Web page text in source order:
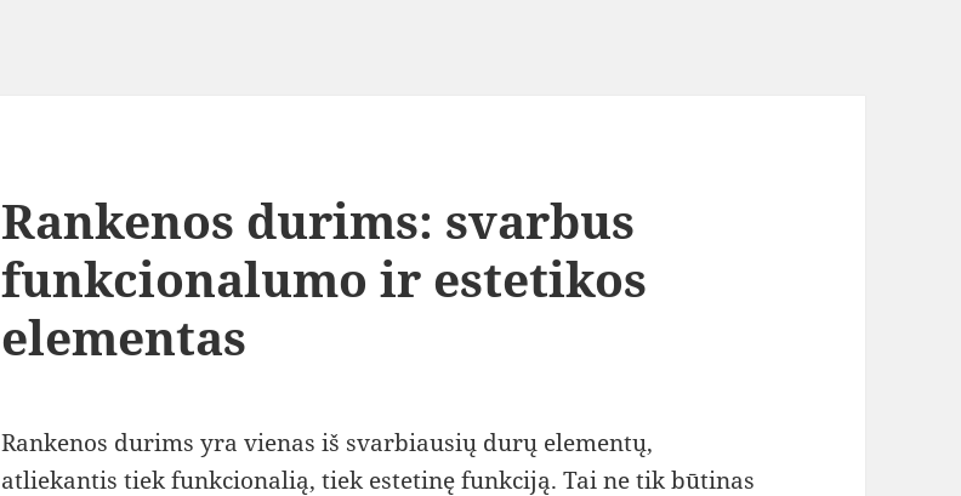
Rankenos durims: svarbus
funkcionalumo ir estetikos
elementas
Rankenos durims yra vienas iš svarbiausių durų elementų,
atliekantis tiek funkcionalią, tiek estetinę funkciją. Tai ne tik būtinas